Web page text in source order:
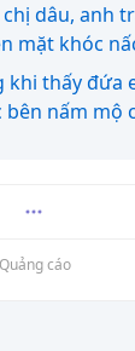
dâu, anh
mặt khóc
khi thấy đứa
nấm mộ
Quảng cáo